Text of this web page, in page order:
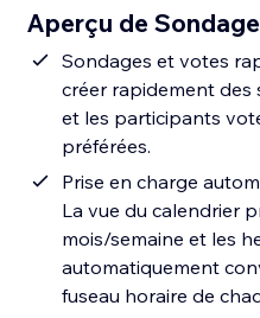
Aperçu de
Sondages et votes
créer rapidement des
et les participants
préférées.
Prise en charge
La vue du calendrier
mois/semaine et les
automatiquement
fuseau horaire de